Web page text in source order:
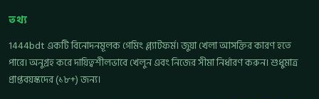
তথ্য
1444bdt একটি বিনোদনমূলক গেমিং প্ল্যাটফর্ম। জুয়া খেলা আসক্তির কারণ হতে
পারে। অনুগ্রহ করে দায়িত্বশীলভাবে খেলুন এবং নিজের সীমা নির্ধারণ করুন। শুধুমাত্র
প্রাপ্তবয়স্কদের (১৮+) জন্য।